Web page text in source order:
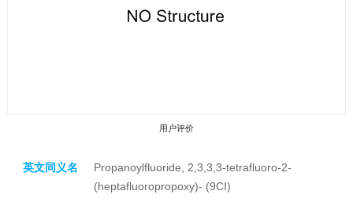
用户评价
英文同义名
Propanoylfluoride, 2,3,3,3-tetrafluoro-2-
(heptafluoropropoxy)- (9CI)